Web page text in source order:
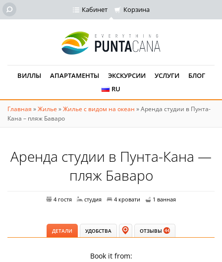
Кабинет Корзина
ВИЛЛЫ АПАРТАМЕНТЫ ЭКСКУРСИИ УСЛУГИ
БЛОГ
RU
Главная »Жилье »Жилье с видом на океан »Аренда студии в Пунта-
Кана – пляж Баваро
Аренда студии в Пунта-Кана —
пляж Баваро
4 гостя студия 4 кровати 1 ванная
ДЕТАЛИ УДОБСТВА ОТЗЫВЫ 44
Book it from: